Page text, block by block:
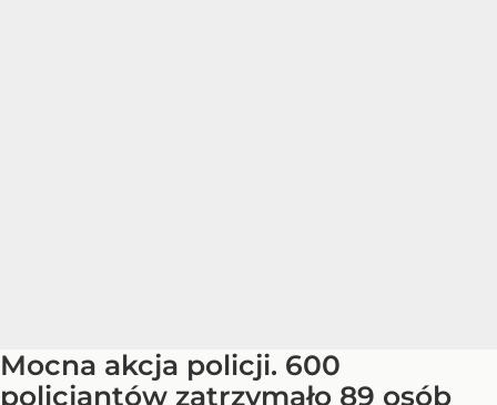
Mocna akcja policji. 600
policjantów zatrzymało 89 osób